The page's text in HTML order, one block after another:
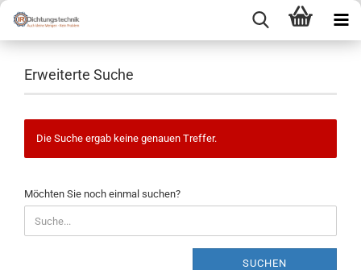
Erweiterte Suche
Die Suche ergab keine genauen Treffer.
MÖCHTEN
SIE
NOCH
EINMAL
Möchten Sie noch einmal suchen?
SUCHEN